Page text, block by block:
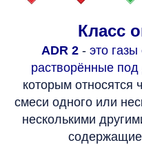
Класс
ADR 2 - это
растворённые
которым относятся
смеси одного или
несколькими